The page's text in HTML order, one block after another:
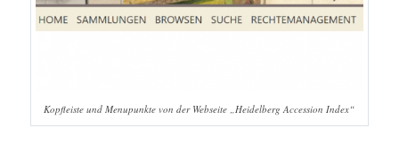
Kopfleiste und Menupunkte von der Webseite „Heidelberg Accession Index“